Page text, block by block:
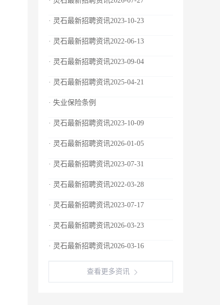
· 灵石最新招聘资讯2023-10-23
· 灵石最新招聘资讯2022-06-13
· 灵石最新招聘资讯2023-09-04
· 灵石最新招聘资讯2025-04-21
· 失业保险条例
· 灵石最新招聘资讯2023-10-09
· 灵石最新招聘资讯2026-01-05
· 灵石最新招聘资讯2023-07-31
· 灵石最新招聘资讯2022-03-28
· 灵石最新招聘资讯2023-07-17
· 灵石最新招聘资讯2026-03-23
· 灵石最新招聘资讯2026-03-16
查看更多资讯